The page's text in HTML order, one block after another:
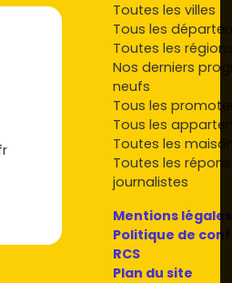
Toutes les villes
Tous les
Toutes les régions
Nos derniers
neufs
Tous les
Tous les
Toutes les
Toutes les
journalistes
Mentions légales
Politique de
RCS
Plan du site